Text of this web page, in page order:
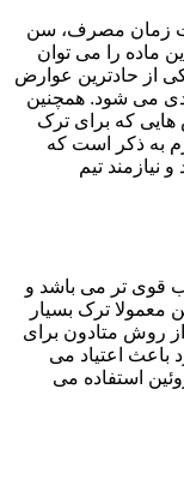
زمان مصرف، سن
ماده را می توان
از حادترین عوارض
می شود. همچنین
که برای ترک
به ذکر است که
تیم
قوی تر می باشد و
معمولا ترک بسیار
روش متادون برای
باعث اعتیاد می
استفاده می